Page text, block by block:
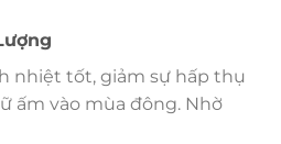
nhiệt tốt, giảm sự hấp thụ
ấm vào mùa đông. Nhờ